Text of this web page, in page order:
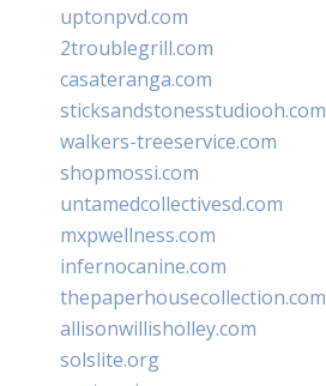
uptonpvd.com
2troublegrill.com
casateranga.com
sticksandstonesstudiooh.com
walkers-treeservice.com
shopmossi.com
untamedcollectivesd.com
mxpwellness.com
infernocanine.com
thepaperhousecollection.com
allisonwillisholley.com
solslite.org